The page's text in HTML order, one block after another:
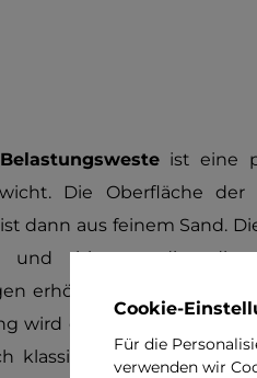
ist eine
Die Oberfläche
dann aus feinem Sand.
und hinten, die die
erhöhen, was beim
wird durch klassische
klassische Schnallen
Cookie-
Für die
verwenden wir